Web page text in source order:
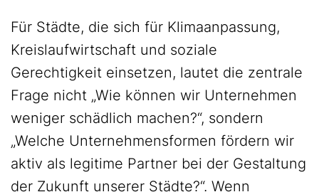
Für Städte, die sich für Klimaanpassung,
Kreislaufwirtschaft und soziale
Gerechtigkeit einsetzen, lautet die zentrale
Frage nicht „Wie können wir Unternehmen
weniger schädlich machen?“, sondern
„Welche Unternehmensformen fördern wir
aktiv als legitime Partner bei der Gestaltung
der Zukunft unserer Städte?“. Wenn